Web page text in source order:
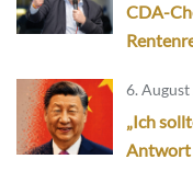
CDA-
6.
„Ich
Antwort